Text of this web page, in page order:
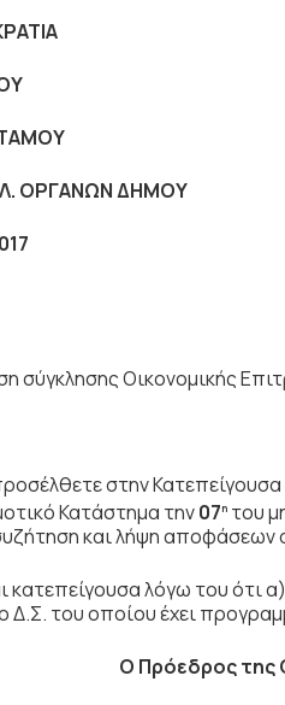
ΟΡΓΑΝΩΝ ΔΗΜΟΥ
σύγκλησης Οικονομικής
στην Κατεπείγουσα
Κατάστημα την07η του
και λήψη αποφάσεων
κατεπείγουσα λόγω του ότι
Δ.Σ. του οποίου έχει
Ο Πρόεδροςτης